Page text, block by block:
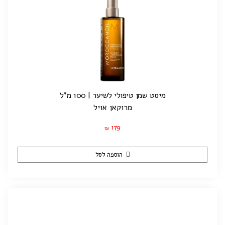
מיסט שמן טיפולי לשיער | 100 מ"ל
מרוקאן אויל
₪ 179
הוספה לסל